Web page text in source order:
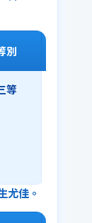
別
等
尤佳。